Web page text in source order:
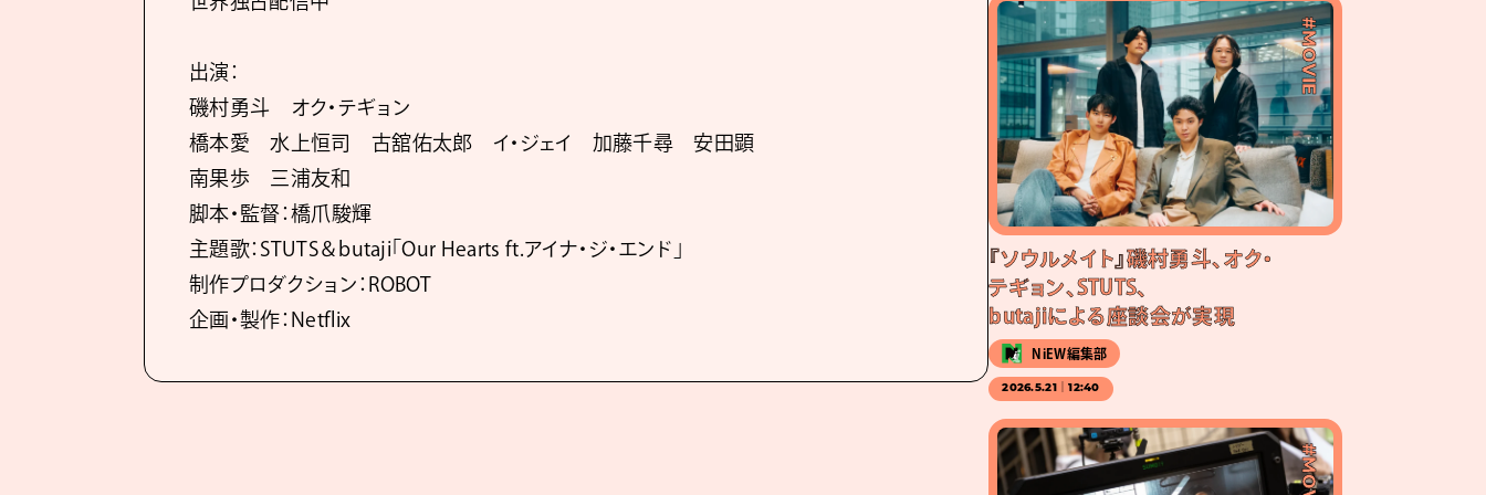
出演：
磯村勇斗 オク・テギョン
橋本愛 水上恒司 古舘佑太郎 イ・ジェイ 加藤千尋 安田顕
南果歩 三浦友和
脚本・監督：橋爪駿輝
主題歌：STUTS＆butaji「Our Hearts ft.アイナ・ジ・エンド」
制作プロダクション：ROBOT
企画・製作：Netflix
#MOVIE
『ソウルメイト』磯村勇斗、オク・
テギョン、STUTS、
butajiによる座談会が実現
NiEW編集部
2026.5.21｜12:40